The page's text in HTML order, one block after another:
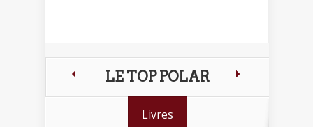
LE TOP POLAR
Livres